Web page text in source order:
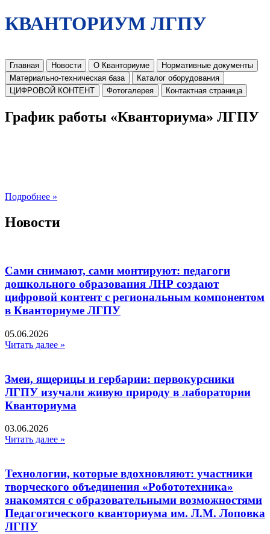
КВАНТОРИУМ ЛГПУ
Главная Новости О Кванториуме
Нормативные документы
Материально-техническая база
Каталог оборудования
ЦИФРОВОЙ КОНТЕНТ
Фотогалерея Контактная страница
График работы «Кванториума» ЛГПУ
Подробнее »
Новости
Сами снимают, сами монтируют: педагоги
дошкольного образования ЛНР создают
цифровой контент с региональным компонентом
в Кванториуме ЛГПУ​
05.06.2026
Читать далее »
Змеи, ящерицы и гербарии: первокурсники
ЛГПУ изучали живую природу в лаборатории
Кванториума
03.06.2026
Читать далее »
Технологии, которые вдохновляют: участники
творческого объединения «Робототехника»
знакомятся с образовательными возможностями
Педагогического кванториума им. Л.М. Лоповка
ЛГПУ